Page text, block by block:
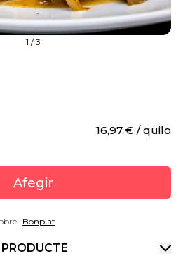
1 /3
16,97 € / quilo
Afegir
Bonplat